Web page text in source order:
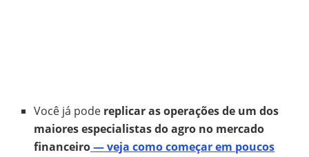
Você já pode replicar as operações de um dos
maiores especialistas do agro no mercado
financeiro— veja como começar em poucos